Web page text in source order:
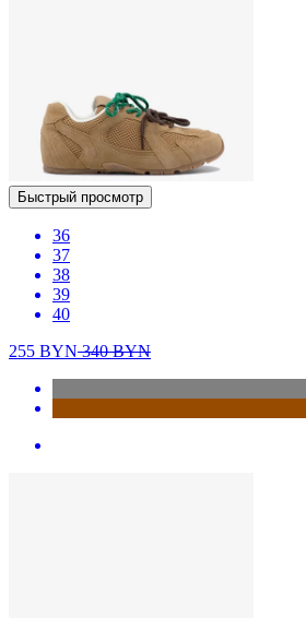
Быстрый просмотр
36
37
38
39
40
255 BYN340BYN